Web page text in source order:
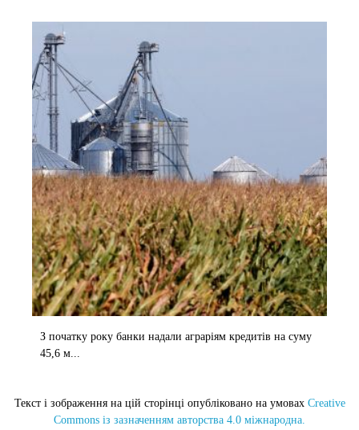
З початку року банки надали аграріям кредитів на суму
45,6 м...
Текст і зображення на цій сторінці опубліковано на умовах Creative
Commons із зазначенням авторства 4.0 міжнародна.